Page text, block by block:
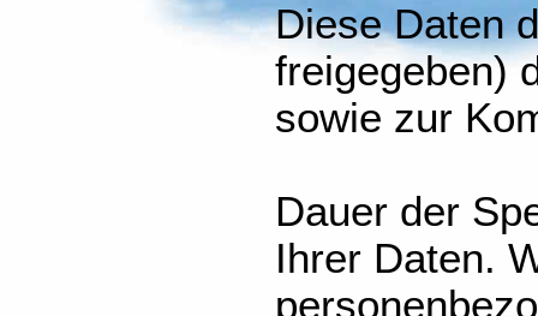
Diese Daten
freigegeben)
sowie zur
Dauer der
Ihrer Daten.